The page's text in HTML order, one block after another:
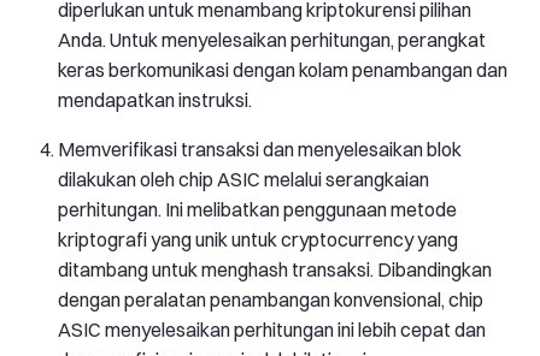
diperlukan untuk menambang kriptokurensi pilihan
Anda. Untuk menyelesaikan perhitungan, perangkat
keras berkomunikasi dengan kolam penambangan dan
mendapatkan instruksi.
Memverifikasi transaksi dan menyelesaikan blok
dilakukan oleh chip ASIC melalui serangkaian
perhitungan. Ini melibatkan penggunaan metode
kriptografi yang unik untuk cryptocurrency yang
ditambang untuk menghash transaksi. Dibandingkan
dengan peralatan penambangan konvensional, chip
ASIC menyelesaikan perhitungan ini lebih cepat dan